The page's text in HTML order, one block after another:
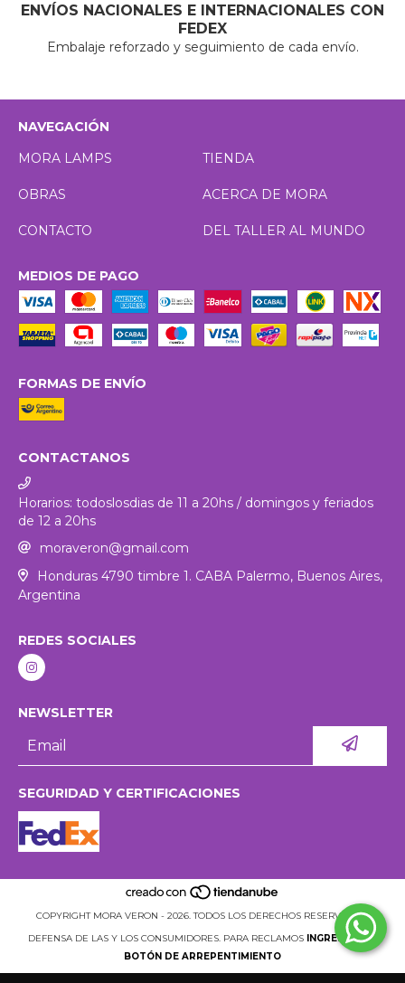
ENVÍOS NACIONALES E INTERNACIONALES CON
FEDEX
Embalaje reforzado y seguimiento de cada envío.
NAVEGACIÓN
MORA LAMPS
TIENDA
OBRAS ACERCA DE MORA
CONTACTO DEL TALLER AL MUNDO
MEDIOS DE PAGO
FORMAS DE ENVÍO
CONTACTANOS
Horarios: todoslosdias de 11 a 20hs / domingos y feriados
de 12 a 20hs
moraveron@gmail.com
Honduras 4790 timbre 1. CABA Palermo, Buenos Aires,
Argentina
REDES SOCIALES
NEWSLETTER
SEGURIDAD Y CERTIFICACIONES
COPYRIGHT MORA VERON - 2026. TODOS LOS DERECHOS RESERVADOS.
DEFENSA DE LAS Y LOS CONSUMIDORES. PARA RECLAMOS
INGRESÁ ACÁ.
BOTÓN DE ARREPENTIMIENTO